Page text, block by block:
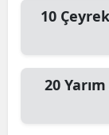
10
20